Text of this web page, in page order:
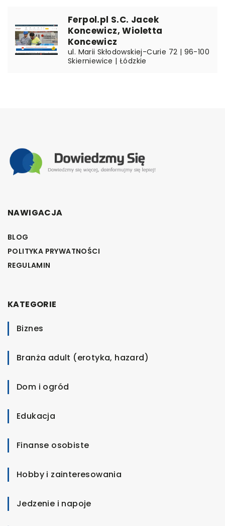
Ferpol.pl S.C. Jacek
Koncewicz, Wioletta
Koncewicz
ul. Marii Skłodowskiej-Curie 72 | 96-100
Skierniewice | Łódzkie
NAWIGACJA
BLOG
POLITYKA PRYWATNOŚCI
REGULAMIN
KATEGORIE
Biznes
Branża adult (erotyka, hazard)
Dom i ogród
Edukacja
Finanse osobiste
Hobby i zainteresowania
Jedzenie i napoje